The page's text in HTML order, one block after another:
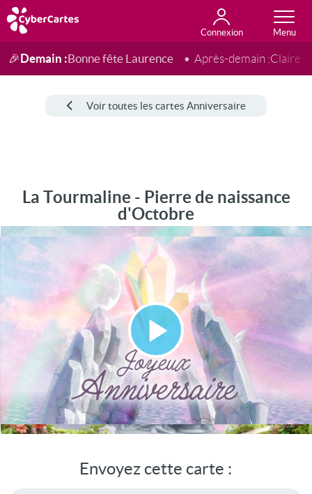
Connexion
Anniversaire
Fête du jour
Amour
Amitié
Merci
Toutes les cartes
🎉Demain :Bonne fête Laurence Après-demain :Claire
Voir toutes les cartes Anniversaire
La Tourmaline - Pierre de naissance
d'Octobre
Lire
la
vidéo
Envoyez cette carte :